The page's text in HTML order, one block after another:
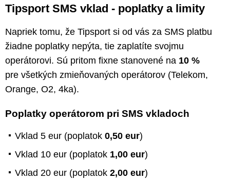
Tipsport SMS vklad - poplatky a limity
Napriek tomu, že Tipsport si od vás za SMS platbu
žiadne poplatky nepýta, tie zaplatíte svojmu
operátorovi. Sú pritom fixne stanovené na 10 %
pre všetkých zmieňovaných operátorov (Telekom,
Orange, O2, 4ka).
Poplatky operátorom pri SMS vkladoch
Vklad 5 eur (poplatok 0,50 eur)
Vklad 10 eur (poplatok 1,00 eur)
Vklad 20 eur (poplatok 2,00 eur)